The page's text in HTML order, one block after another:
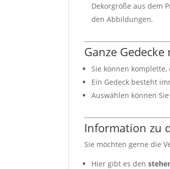
Dekorgröße aus dem
den Abbildungen.
Ganze
Sie können
Ein Gedeck besteht
Auswählen können
Information zu
Sie möchten gerne die
Hier gibt es den